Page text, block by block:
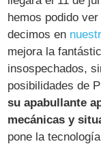
hemos podido
decimos en
mejora la
insospechados,
posibilidades de
su apabullante
mecánicas y
pone la